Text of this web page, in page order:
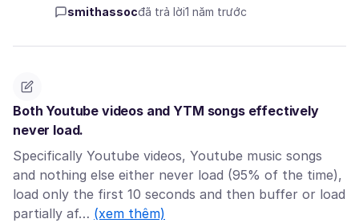
smithassocđã trả lời1 năm trước
Both Youtube videos and YTM songs effectively
never load.
Specifically Youtube videos, Youtube music songs
and nothing else either never load (95% of the time),
load only the first 10 seconds and then buffer or load
partially af… (xem thêm)